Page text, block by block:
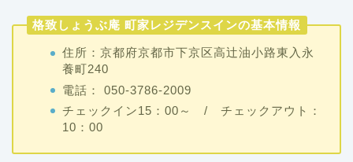
格致しょうぶ庵 町家レジデンスインの基本情報
住所：京都府京都市下京区高辻油小路東入永
養町240
電話： 050-3786-2009
チェックイン15：00～ / チェックアウト：
10：00